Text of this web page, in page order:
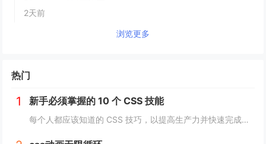
2天前
浏览更多
热门
1 新手必须掌握的 10 个 CSS 技能
每个人都应该知道的 CSS 技巧，以提高生产力并快速完成项目。 这里我为初学者收集了10个简单且必须知道的秘诀。 重置.css 某些浏览器对每个元素应用不同的样式，因此最好首先休息一下 CSS。 body, div, h1,h2,...